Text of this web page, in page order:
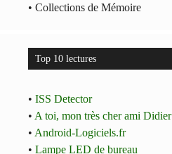
• Collections de Mémoire
Top 10 lectures
• ISS Detector
• A toi, mon très cher ami Didier
• Android-Logiciels.fr
• Lampe LED de bureau